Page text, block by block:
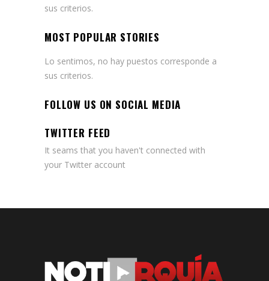
sus criterios.
MOST POPULAR STORIES
Lo sentimos, no hay puestos corresponde a
sus criterios.
FOLLOW US ON SOCIAL MEDIA
TWITTER FEED
It seams that you haven't connected with
your Twitter account